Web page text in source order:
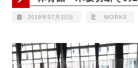
2018年07月20日 WORKS